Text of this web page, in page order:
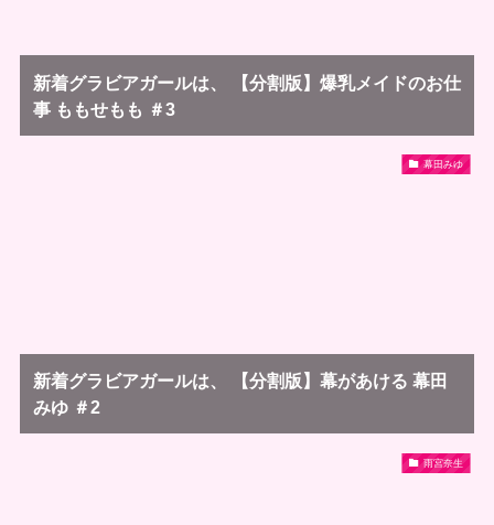
新着グラビアガールは、 【分割版】爆乳メイドのお仕
事 ももせもも ＃3
幕田みゆ
新着グラビアガールは、 【分割版】幕があける 幕田
みゆ ＃2
雨宮奈生